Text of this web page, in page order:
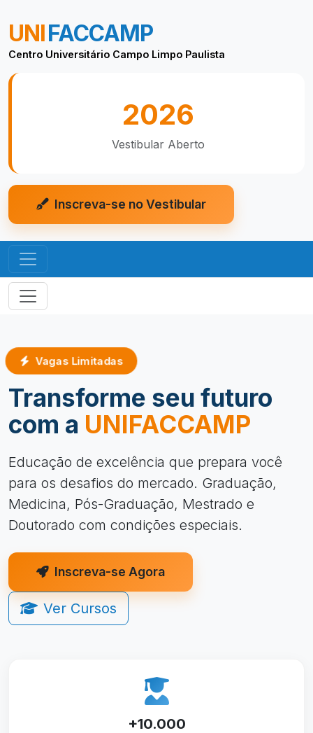
UNIFACCAMP
Centro Universitário Campo Limpo Paulista
2026
Vestibular Aberto
Inscreva-se no Vestibular
Vagas Limitadas
Transforme seu futuro
com a UNIFACCAMP
Educação de excelência que prepara você
para os desafios do mercado. Graduação,
Medicina, Pós-Graduação, Mestrado e
Doutorado com condições especiais.
Inscreva-se Agora
Ver Cursos
+10.000